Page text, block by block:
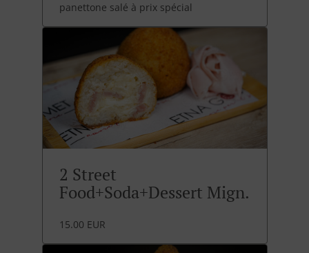
panettone salé à prix spécial
2 Street
Food+Soda+Dessert Mign.
15.00 EUR